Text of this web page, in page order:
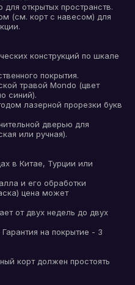
открытых пространств.
(см. корт с навесом) для
конструкций по шкале
покрытия.
травой Mondo (цвет
синий).
лазерной прорезки букв
дверью для
или ручная).
в Китае, Турции или
и его обработки
цена может
от двух недель до двух
на покрытие - 3
корт должен простоять